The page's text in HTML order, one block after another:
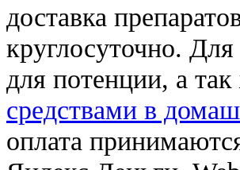
доставка
круглосуточно.
для потенции, а
средствами в
оплата